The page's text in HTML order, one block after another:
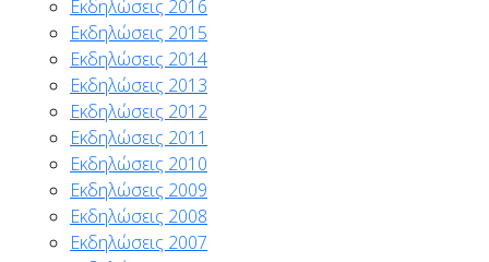
Εκδηλώσεις 2016
Εκδηλώσεις 2015
Εκδηλώσεις 2014
Εκδηλώσεις 2013
Εκδηλώσεις 2012
Εκδηλώσεις 2011
Εκδηλώσεις 2010
Εκδηλώσεις 2009
Εκδηλώσεις 2008
Εκδηλώσεις 2007